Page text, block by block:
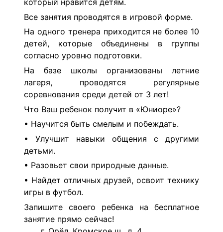
который нравится детям.
Все занятия проводятся в игровой форме.
На одного тренера приходится не более 10
детей, которые объединены в группы
согласно уровню подготовки.
На базе школы организованы летние
лагеря, проводятся регулярные
соревнования среди детей от 3 лет!
Что Ваш ребенок получит в «Юниоре»?
• Научится быть смелым и побеждать.
• Улучшит навыки общения с другими
детьми.
• Разовьет свои природные данные.
• Найдет отличных друзей, освоит технику
игры в футбол.
Запишите своего ребенка на бесплатное
занятие прямо сейчас!